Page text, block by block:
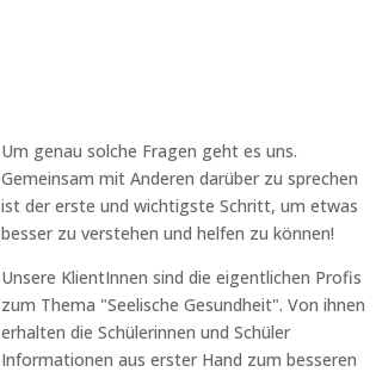
Um genau solche Fragen geht es uns.
Gemeinsam mit Anderen darüber zu sprechen
ist der erste und wichtigste Schritt, um etwas
besser zu verstehen und helfen zu können!
Unsere KlientInnen sind die eigentlichen Profis
zum Thema "Seelische Gesundheit". Von ihnen
erhalten die Schülerinnen und Schüler
Informationen aus erster Hand zum besseren